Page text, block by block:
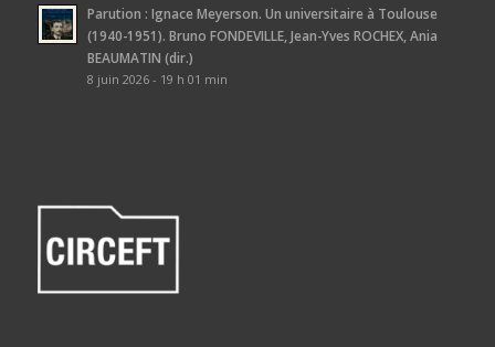
Parution : Ignace Meyerson. Un universitaire à Toulouse
(1940-1951). Bruno FONDEVILLE, Jean-Yves ROCHEX, Ania
BEAUMATIN (dir.)
8 juin 2026 - 19 h 01 min